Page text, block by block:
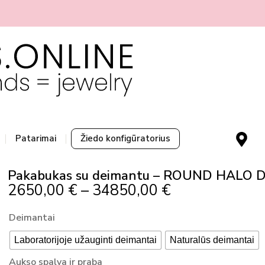
Patarimai Žiedo konfigūratorius
M
a
-
k
e
Pakabukas su deimantu – ROUND HALO
2650,00 € – 34850,00 €
Through
34850,00 €
Deimantai
Laboratorijoje užauginti deimantai Naturalūs deimantai
Aukso spalva ir praba
produkto
Pakabukas
su